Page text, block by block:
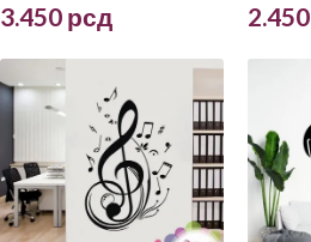
3.450 рсд 2.450